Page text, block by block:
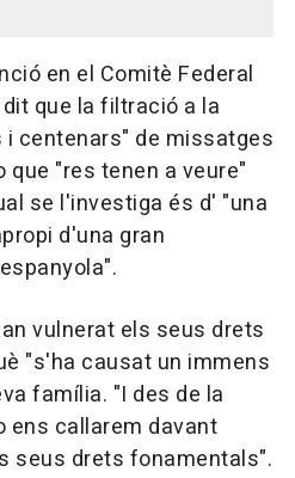
en el Comitè Federal
dit que la filtració a la
centenars" de missatges
"res tenen a veure"
se l'investiga és d' "una
d'una gran
vulnerat els seus drets
"s'ha causat un immens
família. "I des de la
ens callarem davant
seus drets fonamentals".